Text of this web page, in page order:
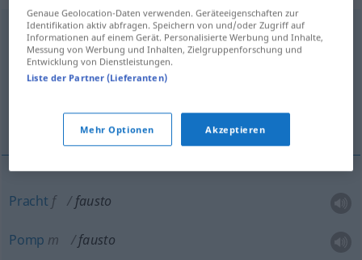
fausto [ˈfaŭsto]m
Übersicht aller Übersetzungen
(Für mehr Details die Übersetzung anklicken/antippen)
Pracht, Pomp
Pracht f fausto
Pomp m fausto
Genaue Geolocation-Daten verwenden. Geräteeigenschaften zur
Identifikation aktiv abfragen. Speichern von und/oder Zugriff auf
Informationen auf einem Gerät. Personalisierte Werbung und Inhalte,
Messung von Werbung und Inhalten, Zielgruppenforschung und
Entwicklung von Dienstleistungen.
Liste der Partner (Lieferanten)
Mehr Optionen Akzeptieren